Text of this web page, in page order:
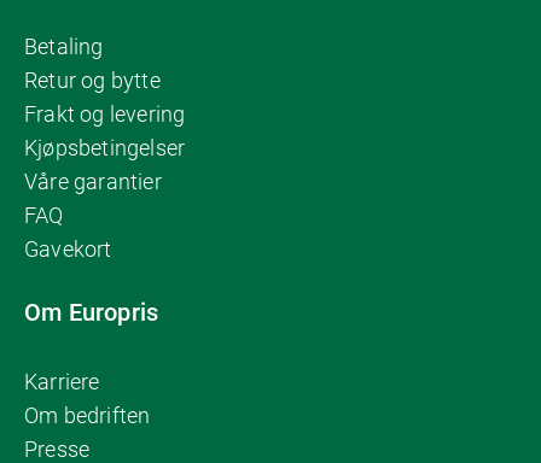
Betaling
Retur og bytte
Frakt og levering
Kjøpsbetingelser
Våre garantier
FAQ
Gavekort
Om Europris
Karriere
Om bedriften
Presse